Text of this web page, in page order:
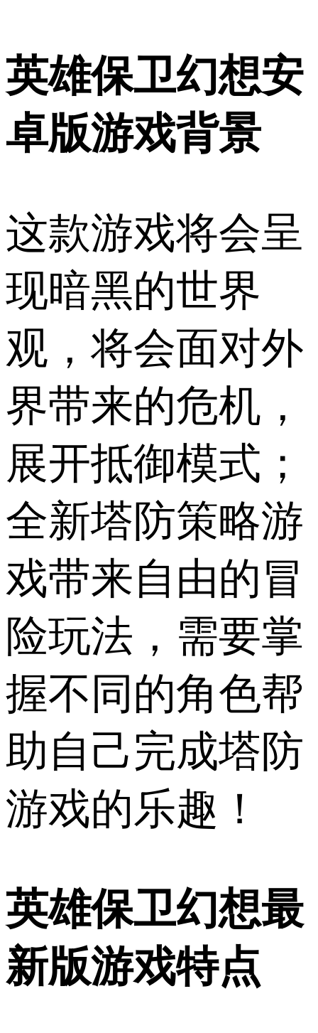
英雄保卫幻想安
卓版游戏背景
这款游戏将会呈
现暗黑的世界
观，将会面对外
界带来的危机，
展开抵御模式；
全新塔防策略游
戏带来自由的冒
险玩法，需要掌
握不同的角色帮
助自己完成塔防
游戏的乐趣！
英雄保卫幻想最
新版游戏特点